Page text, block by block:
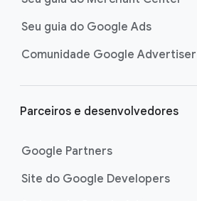
Seu guia do Google Ads
Comunidade Google Advertiser
Parceiros e desenvolvedores
Google Partners
Site do Google Developers